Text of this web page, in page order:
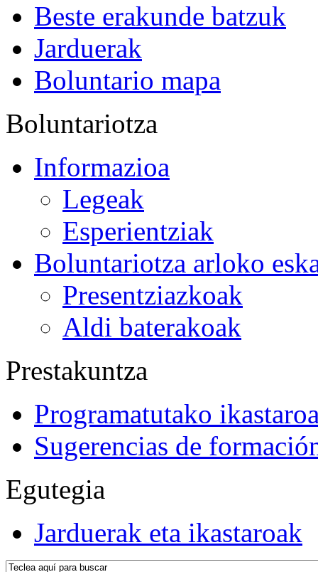
Beste erakunde batzuk
Jarduerak
Boluntario mapa
Boluntariotza
Informazioa
Legeak
Esperientziak
Boluntariotza arloko
Presentziazkoak
Aldi baterakoak
Prestakuntza
Programatutako
Sugerencias de
Egutegia
Jarduerak eta ikastaroak